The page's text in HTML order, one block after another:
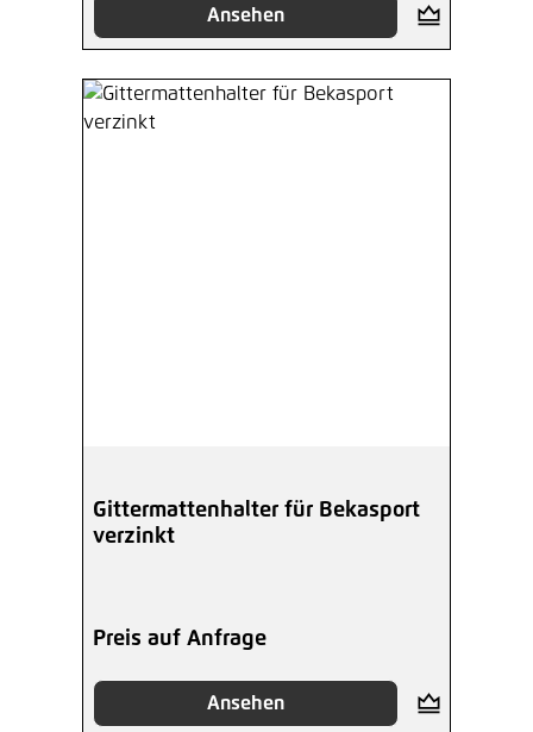
Ansehen
Gittermattenhalter für Bekasport
verzinkt
Preis auf Anfrage
Ansehen